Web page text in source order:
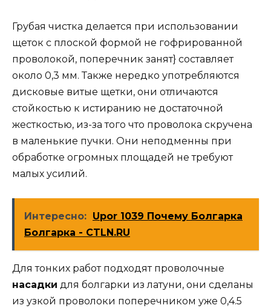
Грубая чистка делается при использовании
щеток с плоской формой не гофрированной
проволокой, поперечник занят} составляет
около 0,3 мм. Также нередко употребляются
дисковые витые щетки, они отличаются
стойкостью к истиранию не достаточной
жесткостью, из-за того что проволока скручена
в маленькие пучки. Они неподменны при
обработке огромных площадей не требуют
малых усилий.
Интересно: Upor 1039 Почему Болгарка
Болгарка - CTLN.RU
Для тонких работ подходят проволочные
насадки для болгарки из латуни, они сделаны
из узкой проволоки поперечником уже 0,4.5